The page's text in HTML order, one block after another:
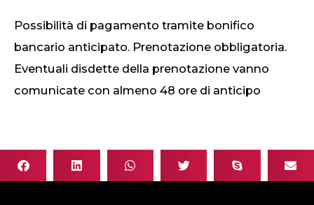
Possibilità di pagamento tramite bonifico
bancario anticipato. Prenotazione obbligatoria.
Eventuali disdette della prenotazione vanno
comunicate con almeno 48 ore di anticipo